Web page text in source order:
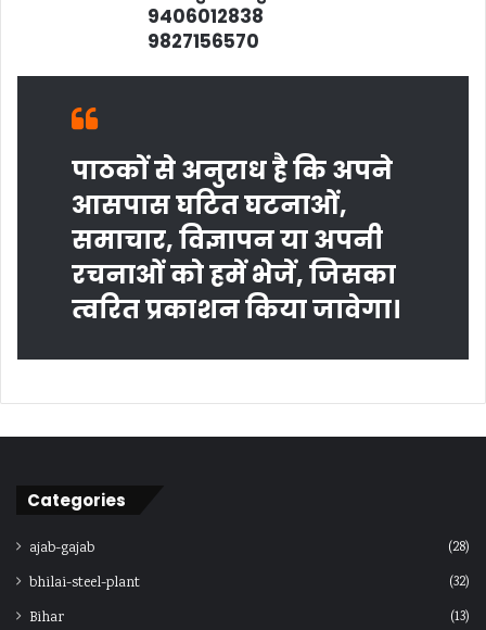
9406012838
9827156570
पाठकों से अनुराध है कि अपने
आसपास घटित घटनाओं,
समाचार, विज्ञापन या अपनी
रचनाओं को हमें भेजें, जिसका
त्‍वरित प्रकाशन किया जावेगा।
Categories
ajab-gajab
(28)
bhilai-steel-plant
(32)
Bihar
(13)